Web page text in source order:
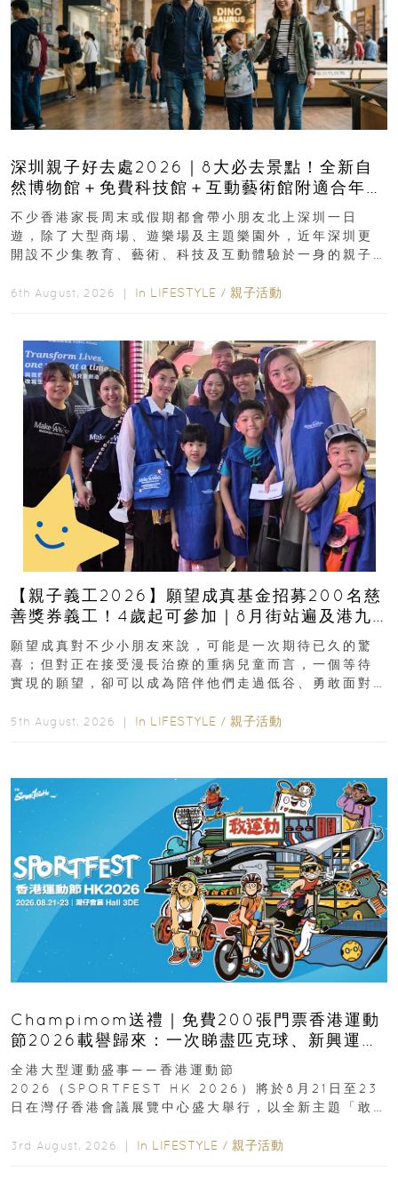
深圳親子好去處2026｜8大必去景點！全新自
然博物館＋免費科技館＋互動藝術館附適合年
齡、交通、門票、開放時間
不少香港家長周末或假期都會帶小朋友北上深圳一日
遊，除了大型商場、遊樂場及主題樂園外，近年深圳更
開設不少集教育、藝術、科技及互動體驗於一身的親子
6th August, 2026 ｜ In LIFESTYLE / 親子活動
【親子義工2026】願望成真基金招募200名慈
善獎券義工！4歲起可參加｜8月街站遍及港九
新界
願望成真對不少小朋友來說，可能是一次期待已久的驚
喜；但對正在接受漫長治療的重病兒童而言，一個等待
實現的願望，卻可以成為陪伴他們走過低谷、勇敢面對
5th August, 2026 ｜ In LIFESTYLE / 親子活動
Champimom送禮｜免費200張門票香港運動
節2026載譽歸來：一次睇盡匹克球、新興運
動、街舞比賽＋逾百運動品牌展覽
全港大型運動盛事——香港運動節
2026（SPORTFEST HK 2026）將於8月21日至23
日在灣仔香港會議展覽中心盛大舉行，以全新主題「敢
3rd August, 2026 ｜ In LIFESTYLE / 親子活動